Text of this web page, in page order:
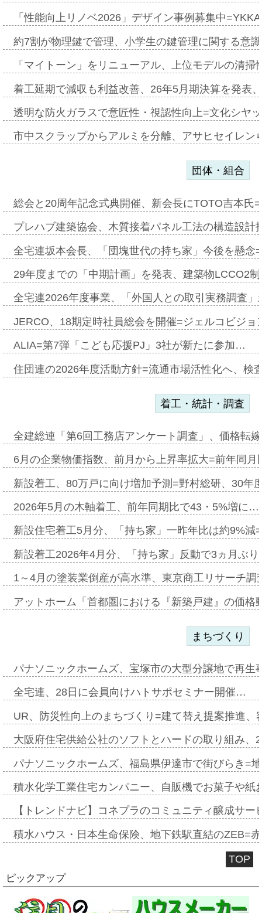
「性能向上リノベ2026」デザイン事例募集中
約7割が物理鍵で管理、小学生の鍵管理に関する意
「マイトーン」をリニューアル、上位モデルの清
着工延期で減収も利益改善、26年5月期決算を発表
透明な防火ガラスで意匠性・視認性向上=文化シヤ
市中スクラップからアルミを分離、アサヒセイレ
団体・組合
総会と20周年記念式典開催、新会長にTOTO吉本氏
プレハブ建築協会、木質接着パネル工法の構造設
全宅連坂本会長、「団塊世代の持ち家」今後を懸
29年度までの「中期計画」を発表、建築物LCCO2
全宅連2026年度事業、「外国人との取引実務調査
JERCO、18期定時社員総会を開催=ジェルコビジ
ALIA=第7弾「こども応援PJ」3社が新たに参加…
住団連の2026年度活動方針=流通市場活性化へ、検
着工・統計・調査
全建総連「第6回工務店アンケート調査」、価格転
6月の企業物価指数、前月から上昇率拡大=前年同
新設着工、80万戸に向け増加予測=野村総研、30年
2026年5月の木軸着工、前年同期比で43・5%増に…
新設住宅着工5月分、「持ち家」一昨年比は約9%
新設着工2026年4月分、「持ち家」反動で3ヵ月ぶ
1～4月の塗装業倒産が高水準、東京商工リサーチ
アットホーム「首都圏における『新築戸建』の価
まちづくり
パナソニックホームズ、宝塚市の大型分譲地で再
全宅連、28日に会員向けハトサポセミナー開催…
UR、防災性向上のまちづくり=建て替え提案推進
大阪府住宅供給公社のソフトとハードの取り組み
パナソニックホームズ、福島県伊達市で街びらき=
積水化学工業住宅カンパニー、自販機でお菓子や
【トレンドナビ】コネプラのコミュニティ醸成サ
積水ハウス・日本生命保険、地下鉄駅直結のZEB=
TOP
ピックアップ